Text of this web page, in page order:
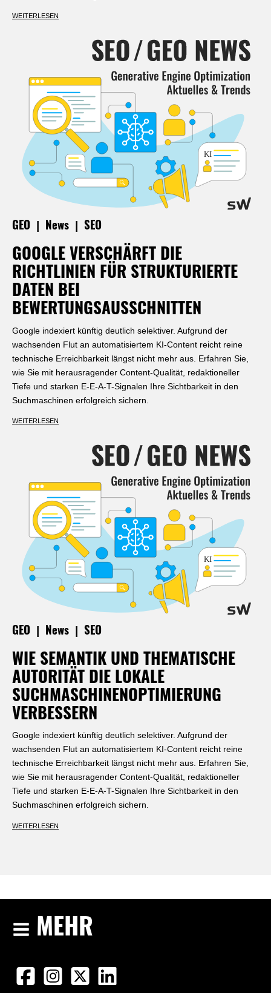
WEITERLESEN
GEO News SEO
GOOGLE VERSCHÄRFT DIE
RICHTLINIEN FÜR STRUKTURIERTE
DATEN BEI
BEWERTUNGSAUSSCHNITTEN
Google indexiert künftig deutlich selektiver. Aufgrund der
wachsenden Flut an automatisiertem KI-Content reicht reine
technische Erreichbarkeit längst nicht mehr aus. Erfahren Sie,
wie Sie mit herausragender Content-Qualität, redaktioneller
Tiefe und starken E-E-A-T-Signalen Ihre Sichtbarkeit in den
Suchmaschinen erfolgreich sichern.
WEITERLESEN
GEO News SEO
WIE SEMANTIK UND THEMATISCHE
AUTORITÄT DIE LOKALE
SUCHMASCHINENOPTIMIERUNG
VERBESSERN
Google indexiert künftig deutlich selektiver. Aufgrund der
wachsenden Flut an automatisiertem KI-Content reicht reine
technische Erreichbarkeit längst nicht mehr aus. Erfahren Sie,
wie Sie mit herausragender Content-Qualität, redaktioneller
Tiefe und starken E-E-A-T-Signalen Ihre Sichtbarkeit in den
Suchmaschinen erfolgreich sichern.
WEITERLESEN
MEHR